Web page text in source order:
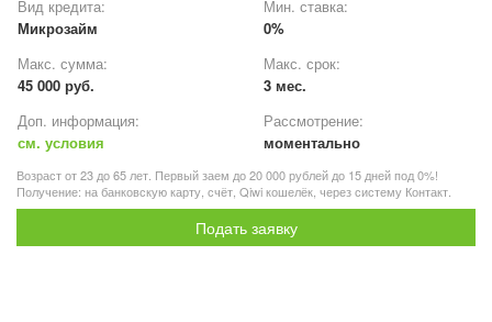
Вид кредита:
Микрозайм
Мин. ставка:
0%
Макс. сумма:
45 000 руб.
Макс. срок:
3 мес.
Доп. информация:
см. условия
Рассмотрение:
моментально
Возраст от 23 до 65 лет. Первый заем до 20 000 рублей до 15 дней под 0%!
Получение: на банковскую карту, счёт, Qiwi кошелёк, через систему Контакт.
Подать заявку